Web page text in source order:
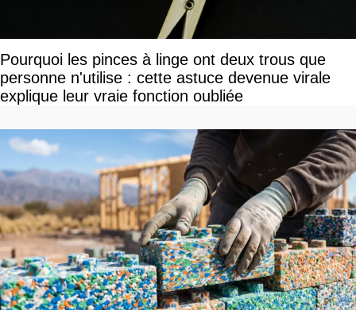
Pourquoi les pinces à linge ont deux trous que
personne n'utilise : cette astuce devenue virale
explique leur vraie fonction oubliée